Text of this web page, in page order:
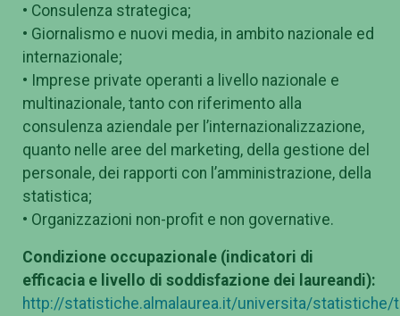
• Consulenza strategica;
• Giornalismo e nuovi media, in ambito nazionale ed
internazionale;
• Imprese private operanti a livello nazionale e
multinazionale, tanto con riferimento alla
consulenza aziendale per l’internazionalizzazione,
quanto nelle aree del marketing, della gestione del
personale, dei rapporti con l’amministrazione, della
statistica;
• Organizzazioni non-profit e non governative.
Condizione occupazionale (indicatori di
efficacia e livello di soddisfazione dei laureandi):
http://statistiche.almalaurea.it/universita/statistiche/